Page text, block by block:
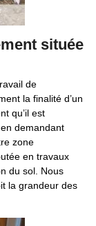
située
de
la finalité d’un
qu’il est
demandant
zone
en travaux
du sol. Nous
la grandeur des